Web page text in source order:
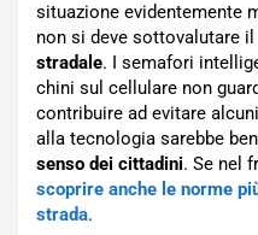
situazione evidentemente
non si deve sottovalutare il
stradale. I semafori
chini sul cellulare non
contribuire ad evitare
alla tecnologia sarebbe
senso dei cittadini. Se nel
scoprire anche le norme
strada.